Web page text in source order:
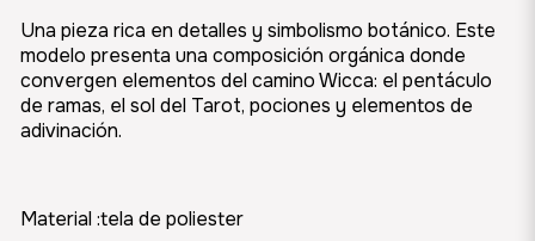
Una pieza rica en detalles y simbolismo botánico. Este
modelo presenta una composición orgánica donde
convergen elementos del camino Wicca: el pentáculo
de ramas, el sol del Tarot, pociones y elementos de
adivinación.
Material :tela de poliester